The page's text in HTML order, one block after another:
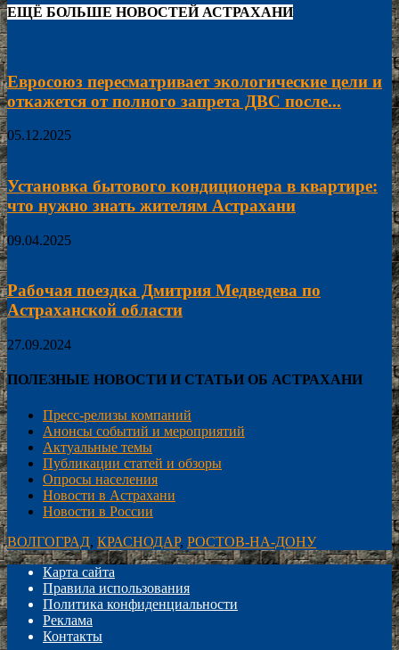
ЕЩЁ БОЛЬШЕ НОВОСТЕЙ АСТРАХАНИ
Евросоюз пересматривает экологические цели и
откажется от полного запрета ДВС после...
05.12.2025
Установка бытового кондиционера в квартире:
что нужно знать жителям Астрахани
09.04.2025
Рабочая поездка Дмитрия Медведева по
Астраханской области
27.09.2024
ПОЛЕЗНЫЕ НОВОСТИ И СТАТЬИ ОБ АСТРАХАНИ
Пресс-релизы компаний
Анонсы событий и мероприятий
Актуальные темы
Публикации статей и обзоры
Опросы населения
Новости в Астрахани
Новости в России
ВОЛГОГРАД, КРАСНОДАР, РОСТОВ-НА-ДОНУ
Карта сайта
Правила использования
Политика конфиденциальности
Реклама
Контакты